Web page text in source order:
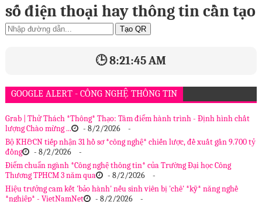
số điện thoại hay thông tin cần tạo
Tạo QR
🕒 8:21:46 AM
GOOGLE ALERT - CÔNG NGHỆ THÔNG TIN
Grab | Thử Thách *Thông* Thạo: Tâm điểm hành trình - Định hình chất
lượng Chào mừng ...
- 8/2/2026
-
Bộ KH&CN tiếp nhận 31 hồ sơ *công nghệ* chiến lược, đề xuất gần 9.700 tỷ
đồng
- 8/2/2026
-
Điểm chuẩn ngành *Công nghệ thông tin* của Trường Đại học Công
Thương TPHCM 3 năm qua
- 8/2/2026
-
Hiệu trưởng cam kết 'bảo hành' nếu sinh viên bị 'chê' *kỹ* năng nghề
*nghiệp* - VietNamNet
- 8/2/2026 -